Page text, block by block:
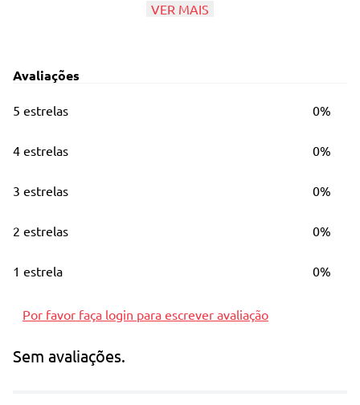
separação das mechas
VER MAIS
Avaliações
5 estrelas 0%
4 estrelas 0%
3 estrelas 0%
2 estrelas 0%
1 estrela 0%
Por favor faça login para escrever avaliação
Sem avaliações.